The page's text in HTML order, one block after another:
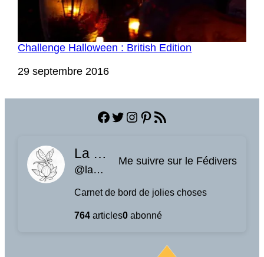
Challenge Halloween : British Edition
Date
29 septembre 2016
Facebook
Twitter
Instagram
Pinterest
Flux RSS
La planque à libellules
@laplanquealibellules.fr@www.laplanquealibellules.fr
Me suivre sur le Fédivers
Carnet de bord de jolies choses
764 articles0 abonné